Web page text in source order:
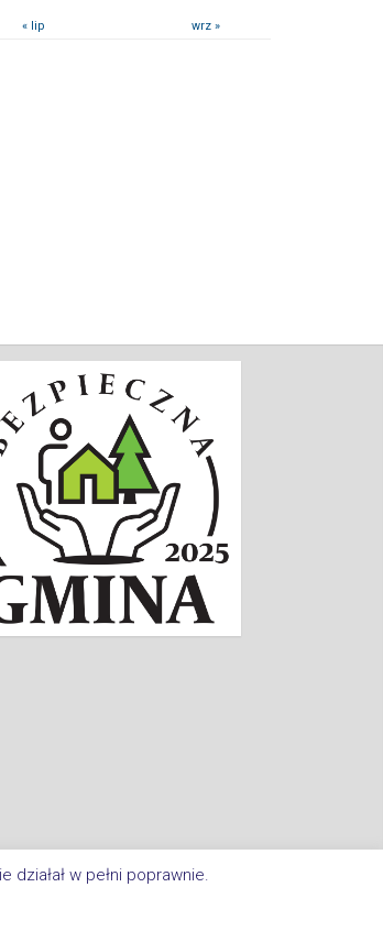
« lip wrz »
W Inowrocławiu. All Rights Reserved.
w pełni poprawnie.